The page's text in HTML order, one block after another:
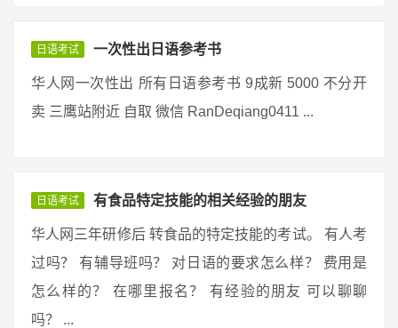
日语考试 一次性出日语参考书
华人网一次性出 所有日语参考书 9成新 5000 不分开
卖 三鹰站附近 自取 微信 RanDeqiang0411 ...
日语考试 有食品特定技能的相关经验的朋友
华人网三年研修后 转食品的特定技能的考试。 有人考
过吗？ 有辅导班吗？ 对日语的要求怎么样？ 费用是
怎么样的？ 在哪里报名？ 有经验的朋友 可以聊聊
吗？ ...